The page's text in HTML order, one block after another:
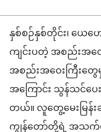
ယို
ဖွ
င့်
နှစ်စဉ်နှစ်တိုင်း၊ ယေ
ကျင်းပတဲ့ အစည်းအဝ
အစည်းအဝေးကြီးတွေ
အကြောင်း သွန်သင်ပေ
တယ်။ လူတွေ့မေးမြန်
ကျွန်တော်တို့ရဲ့ အသက်